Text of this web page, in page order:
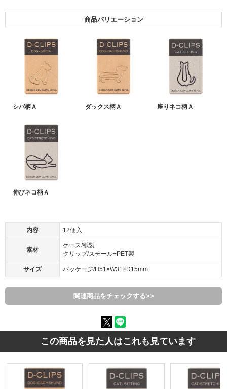
商品バリエーション
シバ柄Ａ ダックス柄Ａ 座りネコ柄Ａ
伸びネコ柄Ａ
内容 12個入
素材
ケース/紙製
クリップ/スチール+PET製
サイズ パッケージ/H51×W31×D15mm
関連商品をチェックする>>
この商品を見た人はこれも見ています